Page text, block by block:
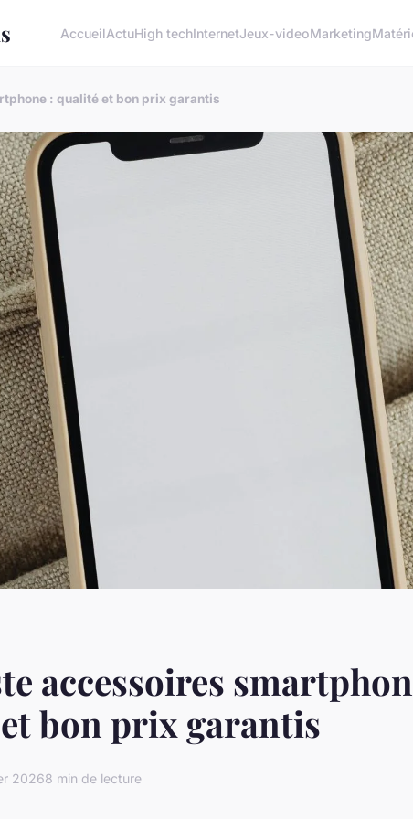
AccueilActuHigh techInternetJeux-videoMarketing
: qualité et bon prix garantis
accessoires
bon prix garantis
20268 min de lecture